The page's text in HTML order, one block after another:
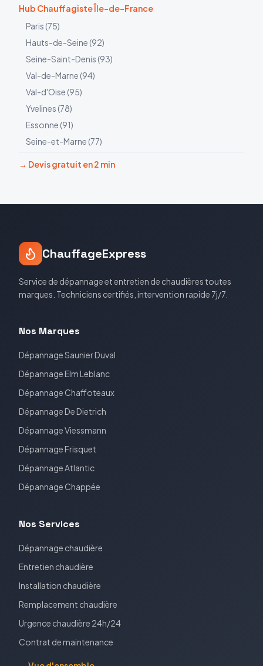
Hub Chauffagiste Île-de-France
Paris (75)
Hauts-de-Seine (92)
Seine-Saint-Denis (93)
Val-de-Marne (94)
Val-d'Oise (95)
Yvelines (78)
Essonne (91)
Seine-et-Marne (77)
→ Devis gratuit en 2 min
ChauffageExpress
Service de dépannage et entretien de chaudières toutes
marques. Techniciens certifiés, intervention rapide 7j/7.
Nos Marques
DépannageSaunier Duval
DépannageElm Leblanc
Dépannage Chaffoteaux
DépannageDe Dietrich
DépannageViessmann
DépannageFrisquet
DépannageAtlantic
Dépannage Chappée
Nos Services
Dépannage chaudière
Entretien chaudière
Installation chaudière
Remplacement chaudière
Urgence chaudière 24h/24
Contrat de maintenance